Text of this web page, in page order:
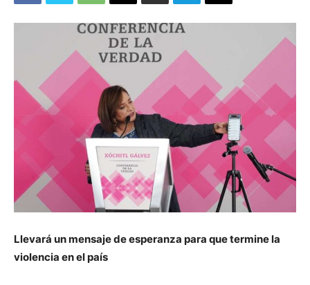
Llevará un mensaje de esperanza para que termine la
violencia en el país